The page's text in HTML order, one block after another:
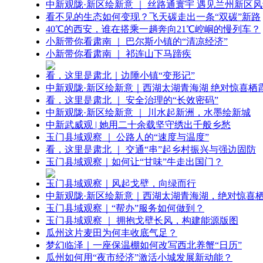
中新观陇·新区绘新意 ｜ 丝路通寰宇 遇见兰州新区
看不见的生态如何变现？飞天碳走出一条“双碳”新路
40℃的西安，谁在搭乘一趟奔向21℃崆峒的慢列车？
小新带你看肃南 ｜ 巴尔斯小镇的“清凉经济”
小新带你看肃南 ｜ 祁连山下马蹄疾
看，这里是肃北｜边陲小镇“变形记”
中新观陇·新区绘新意｜西湖太湖青海湖 绝对惊喜栖
看，这里是肃北 ｜ 安全治理的“长效密码”
中新观陇·新区绘新意 ｜ 川水起新洲，水墨绘新城
中新武威观 | 她用二十余载坚守绣出千般乡愁
玉门县域观察 ｜ 公路人的“速度与温度”
看，这里是肃北 ｜ 交通“串”起乡村振兴与强边固防
玉门县域观察｜如何让“甘味”牛走出国门？
玉门县域观察｜风起戈壁，向绿而行
中新观陇·新区绘新意｜西湖太湖青海湖，绝对惊喜
玉门县域观察｜“帮办”服务如何做到？
玉门县域观察 ｜ 拥抱戈壁长风，构建能源版图
瓜州这片麦田为何丰收底气足？
梦幻临泽｜一座保温棚如何改写西北养蟹“日历”
瓜州如何用“夜市经济”激活小城发展新动能？